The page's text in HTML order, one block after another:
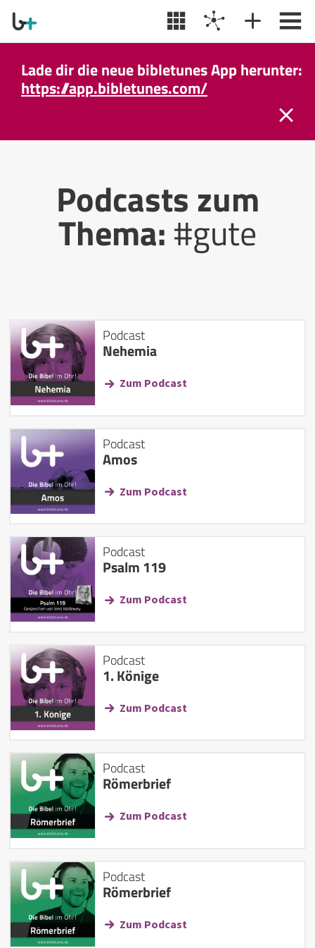
Lade dir die neue bibletunes App herunter:
https://app.bibletunes.com/
Podcasts zum
Thema:#gute
Podcast
Nehemia
Zum Podcast
Podcast
Amos
Zum Podcast
Podcast
Psalm 119
Zum Podcast
Podcast
1. Könige
Zum Podcast
Podcast
Römerbrief
Zum Podcast
Podcast
Römerbrief
Zum Podcast